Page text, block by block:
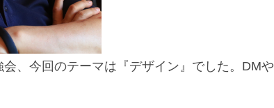
、今回のテーマは『デザイン』でした。DM